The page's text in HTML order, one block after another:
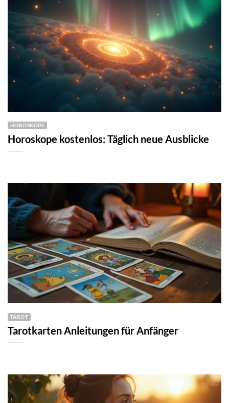
HOROSKOPE
Horoskope kostenlos: Täglich neue Ausblicke
TAROT
Tarotkarten Anleitungen für Anfänger